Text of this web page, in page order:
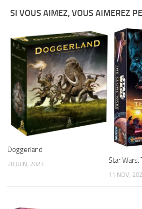
SI VOUS AIMEZ, VOUS AIMEREZ
Doggerland
28 JUIN, 2023 Star Wars:
11 NOV,